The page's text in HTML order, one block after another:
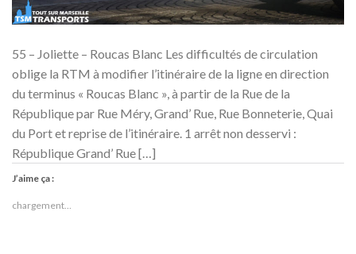
55 – Joliette – Roucas Blanc Les difficultés de circulation
oblige la RTM à modifier l’itinéraire de la ligne en direction
du terminus « Roucas Blanc », à partir de la Rue de la
République par Rue Méry, Grand’ Rue, Rue Bonneterie, Quai
du Port et reprise de l’itinéraire. 1 arrêt non desservi :
République Grand’ Rue […]
J’aime ça :
chargement…